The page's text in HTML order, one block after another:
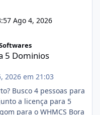
Ago 4, 2026
5 Dominios
2026 em 21:03
Busco 4 pessoas para
a licença para 5
para o WHMCS Bora